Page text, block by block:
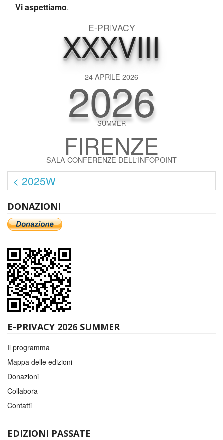
Vi aspettiamo.
E-PRIVACY
XXXVIII
24 APRILE 2026
2026
SUMMER
FIRENZE
SALA CONFERENZE DELL'INFOPOINT
< 2025W
DONAZIONI
E-PRIVACY 2026 SUMMER
Il programma
Mappa delle edizioni
Donazioni
Collabora
Contatti
EDIZIONI PASSATE